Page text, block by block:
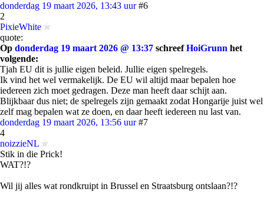
donderdag 19 maart 2026, 13:43 uur #6
2
PixieWhite
quote:
Op donderdag 19 maart 2026 @ 13:37 schreefHoiGrunn het
volgende:
Tjah EU dit is jullie eigen beleid. Jullie eigen spelregels.
Ik vind het wel vermakelijk. De EU wil altijd maar bepalen hoe
iedereen zich moet gedragen. Deze man heeft daar schijt aan.
Blijkbaar dus niet; de spelregels zijn gemaakt zodat Hongarije juist wel
zelf mag bepalen wat ze doen, en daar heeft iedereen nu last van.
donderdag 19 maart 2026, 13:56 uur #7
4
noizzieNL
Stik in die Prick!
WAT?!?
Wil jij alles wat rondkruipt in Brussel en Straatsburg ontslaan?!?